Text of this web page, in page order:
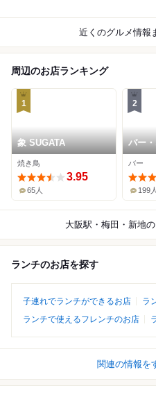
近くのグルメ情報
周辺のお店ランキング
1
象 SUGATA
焼き鳥
3.95
65人
2
バー
ーロ
バー
199人
大阪駅・梅田・新地
ランチのお店を探す
子連れでランチができるお店
ラ
ランチで使えるフレンチのお店
関連の情報を